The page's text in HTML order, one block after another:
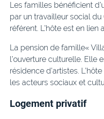
Les familles bénéficient
par un travailleur social
référent. L’hôte est en lien
La pension de famille«
l’ouverture culturelle. Elle
résidence d’artistes.
les acteurs sociaux et
Logement privatif